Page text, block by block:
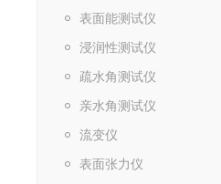
表面能测试仪
浸润性测试仪
疏水角测试仪
亲水角测试仪
流变仪
表面张力仪